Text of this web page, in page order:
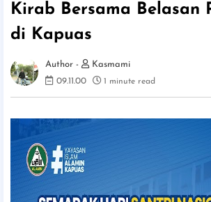
Kirab Bersama Belasan
di Kapuas
Kasmami
09.11.00
1 minute read